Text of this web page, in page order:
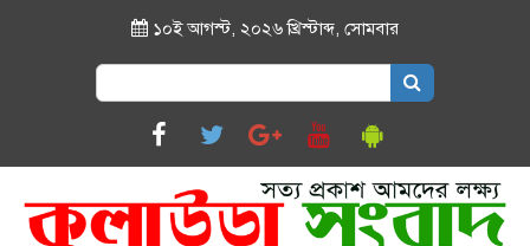
১০ই আগস্ট, ২০২৬ খ্রিস্টাব্দ, সোমবার
Search
for: